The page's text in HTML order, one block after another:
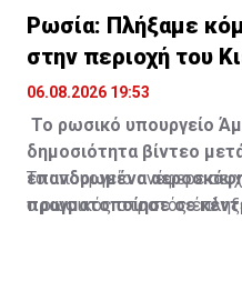
Ρωσία: Πλήξαμε
στην περιοχή του
06.08.2026 19:53
Το ρωσικό υπουργείο
δημοσιότητα βίντεο
επανδρωμένα
πραγματοποίησε σε
Το υπουργείο ανέφερε σε
ο ρωσικός στρατός